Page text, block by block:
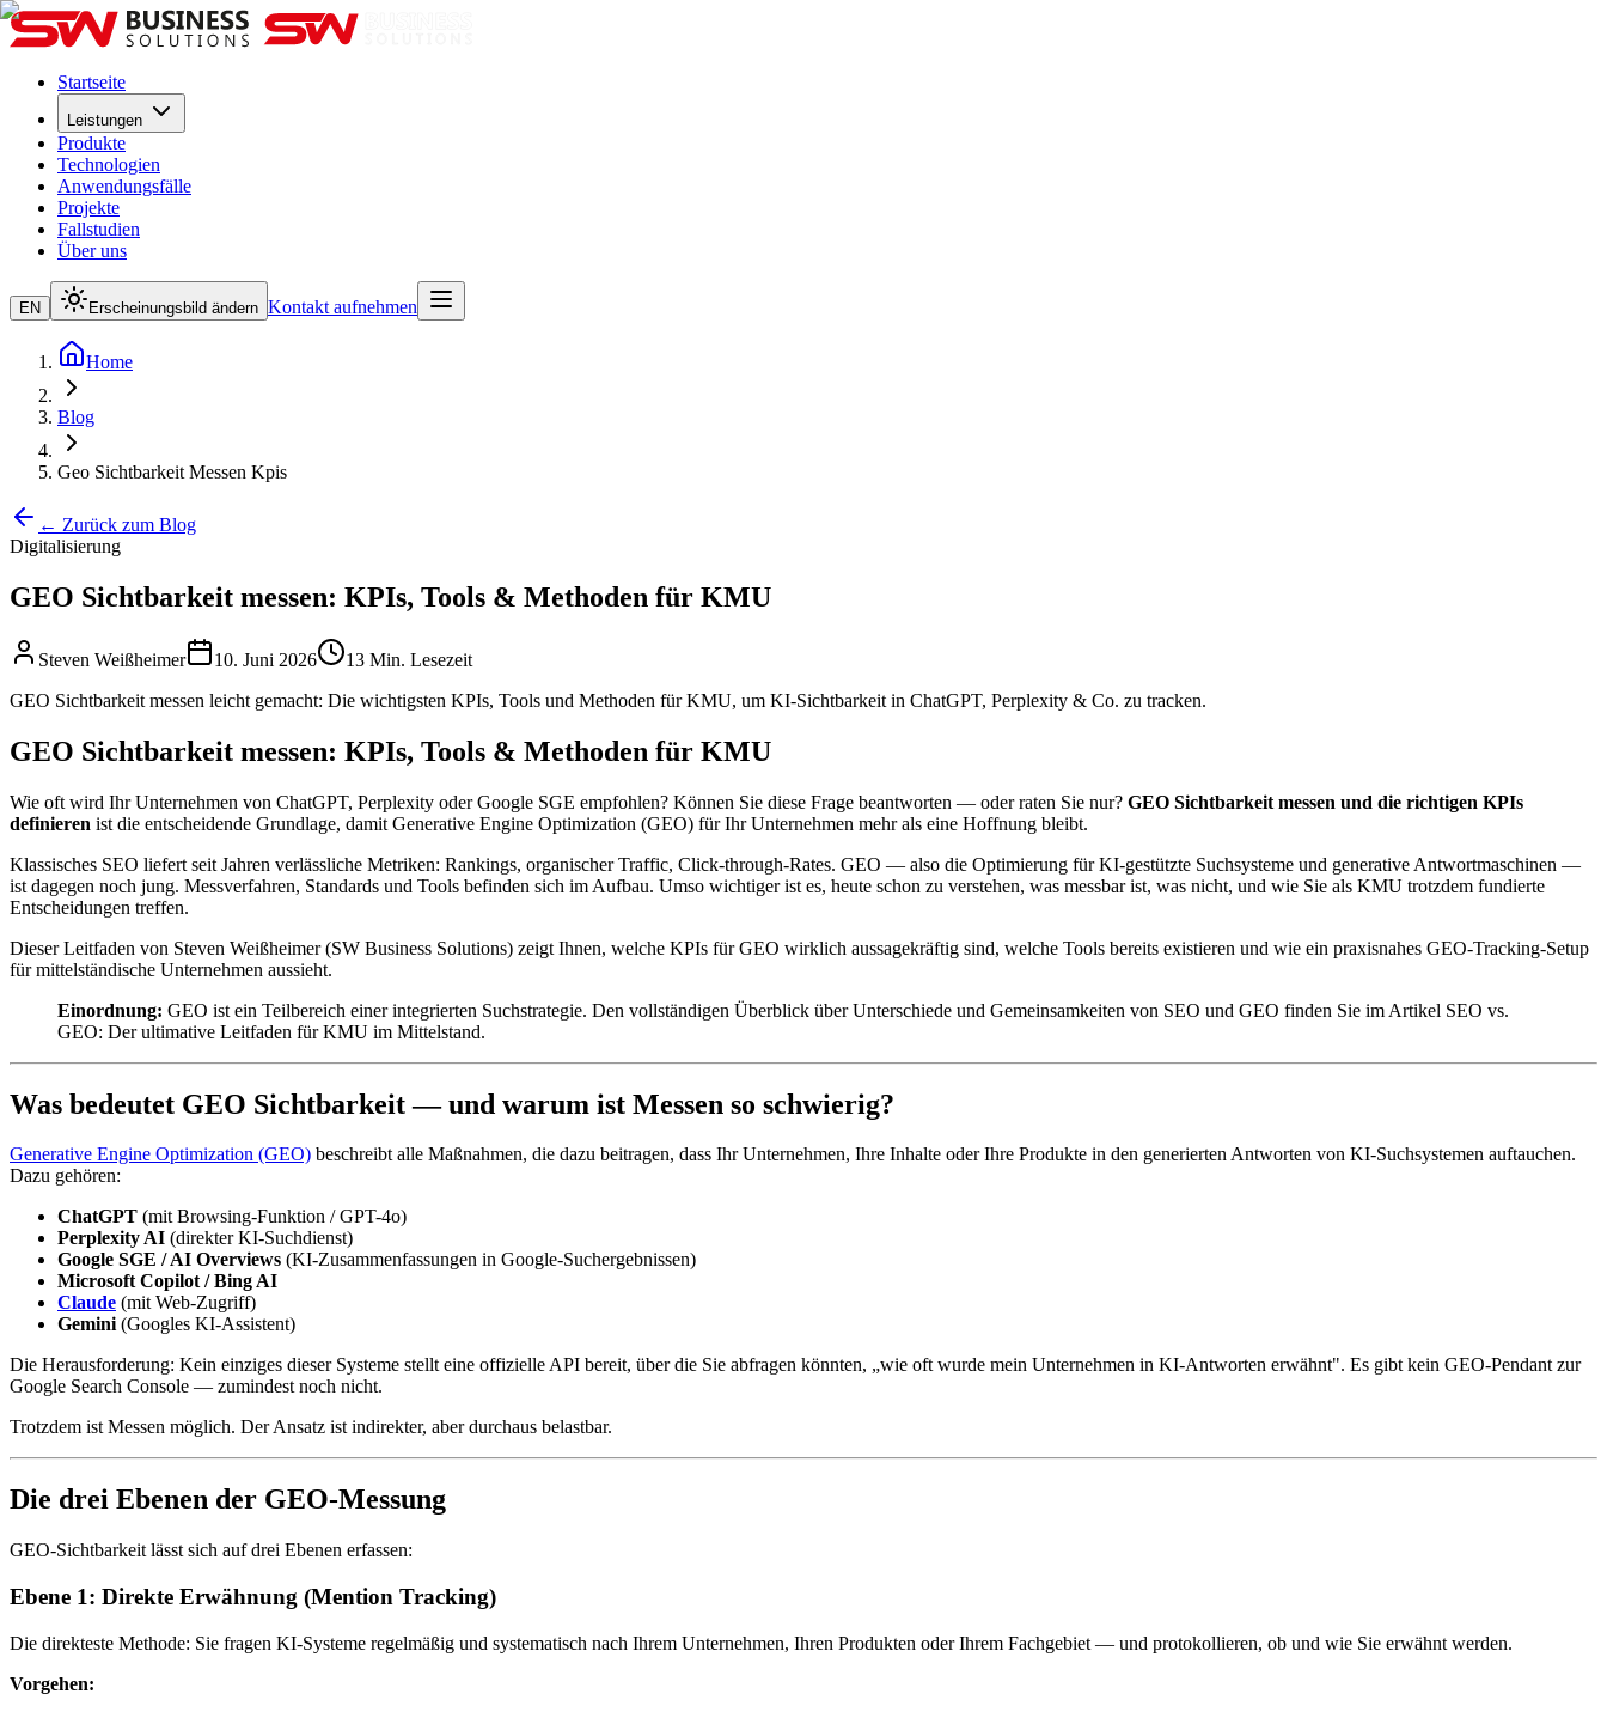
Startseite
Leistungen
Produkte
Technologien
Anwendungsfälle
Projekte
Fallstudien
Über uns
EN Erscheinungsbild ändern Kontakt aufnehmen
Home
Blog
Geo Sichtbarkeit Messen Kpis
← Zurück zum Blog
Digitalisierung
GEO Sichtbarkeit messen: KPIs, Tools & Methoden für KMU
Steven Weißheimer 10. Juni 2026
13 Min. Lesezeit
GEO Sichtbarkeit messen leicht gemacht: Die wichtigsten KPIs, Tools und Methoden für KMU, um KI-Sichtbarkeit in ChatGPT, Perplexity & Co. zu tracken.
GEO Sichtbarkeit messen: KPIs, Tools & Methoden für KMU
Wie oft wird Ihr Unternehmen von ChatGPT, Perplexity oder Google SGE empfohlen? Können Sie diese Frage beantworten — oder raten Sie nur? GEO Sichtbarkeit messen und die richtigen KPIs
definieren ist die entscheidende Grundlage, damit Generative Engine Optimization (GEO) für Ihr Unternehmen mehr als eine Hoffnung bleibt.
Klassisches SEO liefert seit Jahren verlässliche Metriken: Rankings, organischer Traffic, Click-through-Rates. GEO — also die Optimierung für KI-gestützte Suchsysteme und generative Antwortmaschinen —
ist dagegen noch jung. Messverfahren, Standards und Tools befinden sich im Aufbau. Umso wichtiger ist es, heute schon zu verstehen, was messbar ist, was nicht, und wie Sie als KMU trotzdem fundierte
Entscheidungen treffen.
Dieser Leitfaden von Steven Weißheimer (SW Business Solutions) zeigt Ihnen, welche KPIs für GEO wirklich aussagekräftig sind, welche Tools bereits existieren und wie ein praxisnahes GEO-Tracking-Setup
für mittelständische Unternehmen aussieht.
Einordnung: GEO ist ein Teilbereich einer integrierten Suchstrategie. Den vollständigen Überblick über Unterschiede und Gemeinsamkeiten von SEO und GEO finden Sie im Artikel SEO vs.
GEO: Der ultimative Leitfaden für KMU im Mittelstand.
Was bedeutet GEO Sichtbarkeit — und warum ist Messen so schwierig?
Generative Engine Optimization (GEO) beschreibt alle Maßnahmen, die dazu beitragen, dass Ihr Unternehmen, Ihre Inhalte oder Ihre Produkte in den generierten Antworten von KI-Suchsystemen auftauchen.
Dazu gehören:
ChatGPT (mit Browsing-Funktion / GPT-4o)
Perplexity AI (direkter KI-Suchdienst)
Google SGE / AI Overviews (KI-Zusammenfassungen in Google-Suchergebnissen)
Microsoft Copilot / Bing AI
Claude (mit Web-Zugriff)
Gemini(Googles KI-Assistent)
Die Herausforderung: Kein einziges dieser Systeme stellt eine offizielle API bereit, über die Sie abfragen könnten, „wie oft wurde mein Unternehmen in KI-Antworten erwähnt". Es gibt kein GEO-Pendant zur
Google Search Console — zumindest noch nicht.
Trotzdem ist Messen möglich. Der Ansatz ist indirekter, aber durchaus belastbar.
Die drei Ebenen der GEO-Messung
GEO-Sichtbarkeit lässt sich auf drei Ebenen erfassen:
Ebene 1: Direkte Erwähnung (Mention Tracking)
Die direkteste Methode: Sie fragen KI-Systeme regelmäßig und systematisch nach Ihrem Unternehmen, Ihren Produkten oder Ihrem Fachgebiet — und protokollieren, ob und wie Sie erwähnt werden.
Vorgehen: